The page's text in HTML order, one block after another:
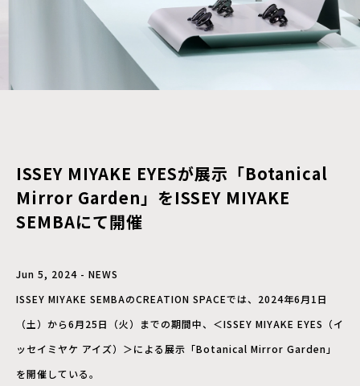
ISSEY MIYAKE EYESが展示「Botanical
Mirror Garden」をISSEY MIYAKE
SEMBAにて開催
Jun 5, 2024 - NEWS
ISSEY MIYAKE SEMBAのCREATION SPACEでは、2024年6月1日
（土）から6月25日（火）までの期間中、＜ISSEY MIYAKE EYES（イ
ッセイミヤケ アイズ）＞による展示「Botanical Mirror Garden」
を開催している。